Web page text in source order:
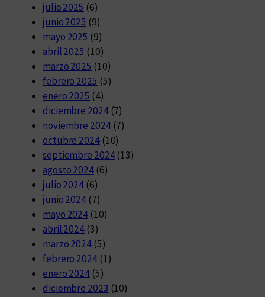
julio 2025 (6)
junio 2025 (9)
mayo 2025 (9)
abril 2025 (10)
marzo 2025 (10)
febrero 2025 (5)
enero 2025 (4)
diciembre 2024(7)
noviembre 2024(7)
octubre 2024(10)
septiembre 2024(13)
agosto 2024(6)
julio 2024 (6)
junio 2024 (7)
mayo 2024 (10)
abril 2024 (3)
marzo 2024 (5)
febrero 2024(1)
enero 2024 (5)
diciembre 2023 (10)